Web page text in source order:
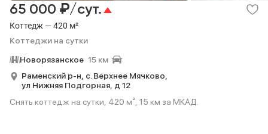
Коттедж — 420 м²
Коттеджи на сутки
65 000 ₽/сут.
Новорязанское 15 км
Раменский р-н, с. Верхнее Мячково,
ул Нижняя Подгорная, д 12
Снять коттедж на сутки, 420 м², 15 км за МКАД.